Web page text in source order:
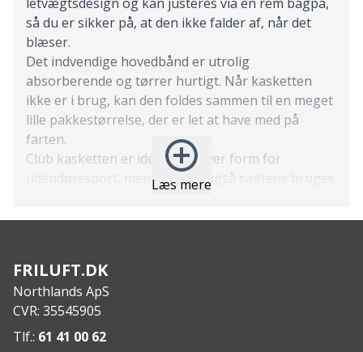
Læs mere
så du er sikker på, at den ikke falder af, når det
blæser.
Det indvendige hovedbånd er utrolig
absorberende og tørrer hurtigt. Når kasketten
ikke er i brug, kan den foldes sammen til en meget
lille pakkestørrelse, der er let at have med på
farten.
Club kasketten er ideel til enhver form for
udendørssport, men den kan også sagtens bruges
komfortable, åndbare og lette design bliver den
Designet til løb, vandsport, racing, hverdag, mm.
Justerbar rem bagpå
Meget absorberende indre hovedbånd
Ekstremt let og foldbart design
FRILUFT.DK
Northlands ApS
CVR: 35545905
Tlf.: 61 41 00 62